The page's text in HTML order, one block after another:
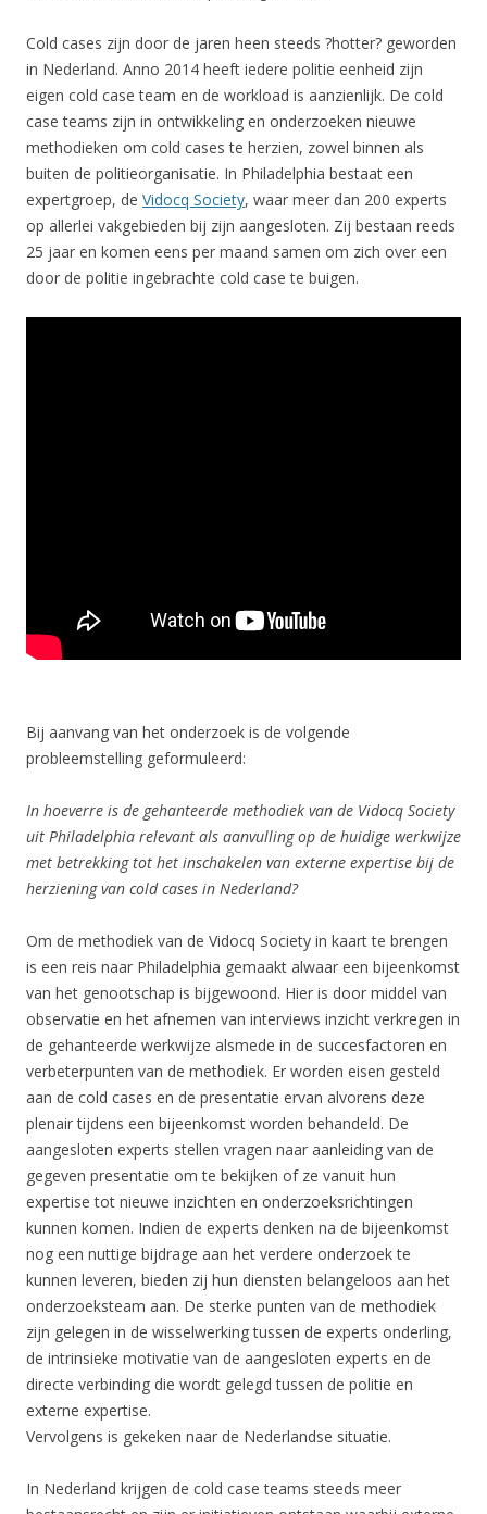
Cold cases zijn door de jaren heen steeds ?hotter? geworden
in Nederland. Anno 2014 heeft iedere politie eenheid zijn
eigen cold case team en de workload is aanzienlijk. De cold
case teams zijn in ontwikkeling en onderzoeken nieuwe
methodieken om cold cases te herzien, zowel binnen als
buiten de politieorganisatie. In Philadelphia bestaat een
expertgroep, de Vidocq Society, waar meer dan 200 experts
op allerlei vakgebieden bij zijn aangesloten. Zij bestaan reeds
25 jaar en komen eens per maand samen om zich over een
door de politie ingebrachte cold case te buigen.
Bij aanvang van het onderzoek is de volgende
probleemstelling geformuleerd:
In hoeverre is de gehanteerde methodiek van de Vidocq Society
uit Philadelphia relevant als aanvulling op de huidige werkwijze
met betrekking tot het inschakelen van externe expertise bij de
herziening van cold cases in Nederland?
Om de methodiek van de Vidocq Society in kaart te brengen
is een reis naar Philadelphia gemaakt alwaar een bijeenkomst
van het genootschap is bijgewoond. Hier is door middel van
observatie en het afnemen van interviews inzicht verkregen in
de gehanteerde werkwijze alsmede in de succesfactoren en
verbeterpunten van de methodiek. Er worden eisen gesteld
aan de cold cases en de presentatie ervan alvorens deze
plenair tijdens een bijeenkomst worden behandeld. De
aangesloten experts stellen vragen naar aanleiding van de
gegeven presentatie om te bekijken of ze vanuit hun
expertise tot nieuwe inzichten en onderzoeksrichtingen
kunnen komen. Indien de experts denken na de bijeenkomst
nog een nuttige bijdrage aan het verdere onderzoek te
kunnen leveren, bieden zij hun diensten belangeloos aan het
onderzoeksteam aan. De sterke punten van de methodiek
zijn gelegen in de wisselwerking tussen de experts onderling,
de intrinsieke motivatie van de aangesloten experts en de
directe verbinding die wordt gelegd tussen de politie en
externe expertise.
Vervolgens is gekeken naar de Nederlandse situatie.
In Nederland krijgen de cold case teams steeds meer